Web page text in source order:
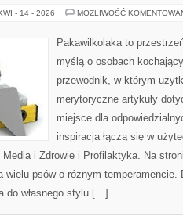
- 14 - 2026 MOŻLIWOŚĆ
Pakawilkolaka to
myślą o osobach
przewodnik, w którym
merytoryczne artykuły
miejsce dla
inspiracja łączą się w
i Zdrowie i Profilaktyka. Na
wielu psów o różnym
do własnego stylu […]